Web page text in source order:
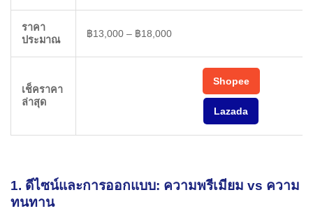
ราคา
ประมาณ
฿13,000 – ฿18,000
เช็คราคา
ล่าสุด
Shopee
Lazada
1. ดีไซน์และการออกแบบ: ความพรีเมียม vs ความ
ทนทาน